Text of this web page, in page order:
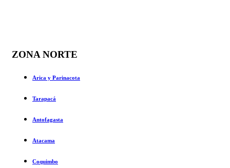
ZONA NORTE
Arica y Parinacota
Tarapacá
Antofagasta
Atacama
Coquimbo